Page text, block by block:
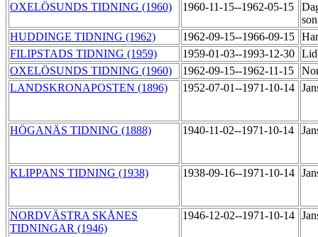
OXELÖSUNDS TIDNING (1960) 1960-11-15--1962-05-15
HUDDINGE TIDNING (1962)
1962-09-15--1966-09-15
FILIPSTADS TIDNING (1959)
1959-01-03--1993-12-30
OXELÖSUNDS TIDNING (1960)
1962-09-15--1962-11-15
LANDSKRONAPOSTEN (1896)
1952-07-01--1971-10-14
HÖGANÄS TIDNING (1888) 1940-11-02--1971-10-14
KLIPPANS TIDNING (1938) 1938-09-16--1971-10-14
NORDVÄSTRA SKÅNES
TIDNINGAR (1946)
1946-12-02--1971-10-14